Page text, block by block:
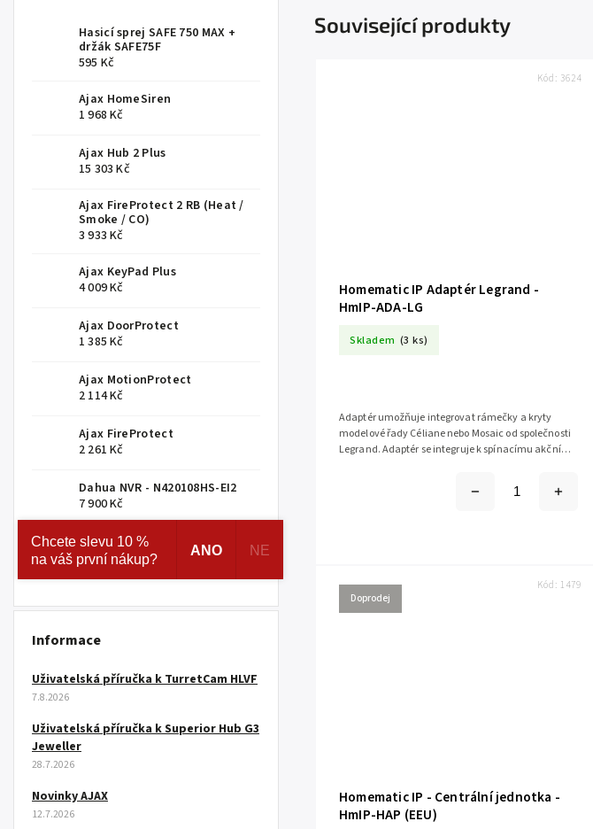
Hasicí sprej SAFE 750 MAX +
držák SAFE75F
595 Kč
Ajax HomeSiren
1 968 Kč
Ajax Hub 2 Plus
15 303 Kč
Ajax FireProtect 2 RB (Heat /
Smoke / CO)
3 933 Kč
Ajax KeyPad Plus
4 009 Kč
Ajax DoorProtect
1 385 Kč
Ajax MotionProtect
2 114 Kč
Ajax FireProtect
2 261 Kč
Dahua NVR - N420108HS-EI2
7 900 Kč
O2 Roční datové připojení 50
GB
999 Kč
Informace
Uživatelská příručka k TurretCam HLVF
7.8.2026
Uživatelská příručka k Superior Hub G3
Jeweller
28.7.2026
Novinky AJAX
12.7.2026
Související produkty
Homematic IP Adaptér Legrand -
HmIP-ADA-LG
Skladem (3 ks)
Adaptér umožňuje integrovat rámečky a kryty
modelové řady Céliane nebo Mosaic od společnosti
Legrand. Adaptér se integruje k spínacímu akčnímu
Kód: 3624
Doprodej
Homematic IP - Centrální jednotka -
HmIP-HAP (EEU)
Kód: 1479
Chcete slevu 10 %
na váš první nákup?
ANO NE